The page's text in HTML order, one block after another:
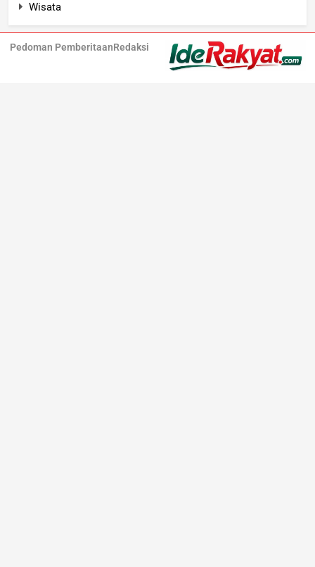
Wisata
Pedoman PemberitaanRedaksi